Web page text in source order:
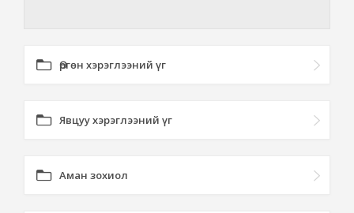
Өргөн хэрэглээний үг
Явцуу хэрэглээний үг
Аман зохиол